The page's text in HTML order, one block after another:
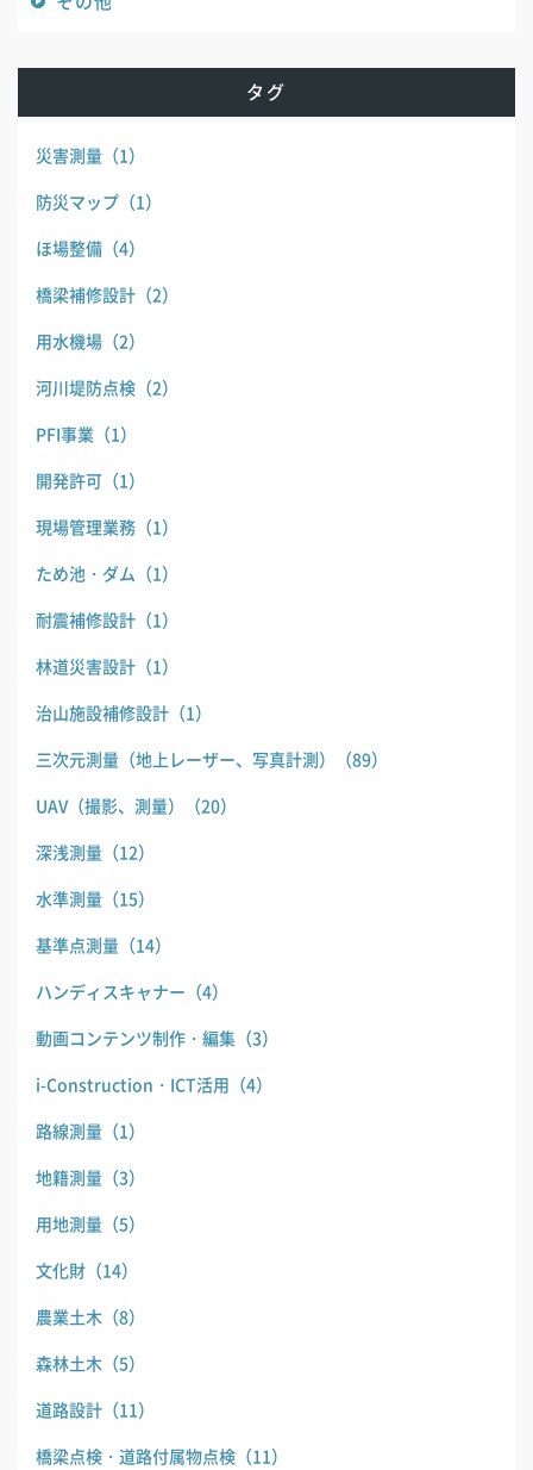
タグ
災害測量 （1）
防災マップ （1）
ほ場整備 （4）
橋梁補修設計 （2）
用水機場 （2）
河川堤防点検 （2）
PFI事業 （1）
開発許可 （1）
現場管理業務 （1）
ため池・ダム （1）
耐震補修設計 （1）
林道災害設計 （1）
治山施設補修設計 （1）
三次元測量（地上レーザー、写真計測）
（89）
UAV（撮影、測量）
（20）
深浅測量 （12）
水準測量 （15）
基準点測量 （14）
ハンディスキャナー （4）
動画コンテンツ制作・編集 （3）
i-Construction・ICT活用 （4）
路線測量 （1）
地籍測量 （3）
用地測量 （5）
文化財 （14）
農業土木 （8）
森林土木 （5）
道路設計 （11）
橋梁点検・道路付属物点検 （11）